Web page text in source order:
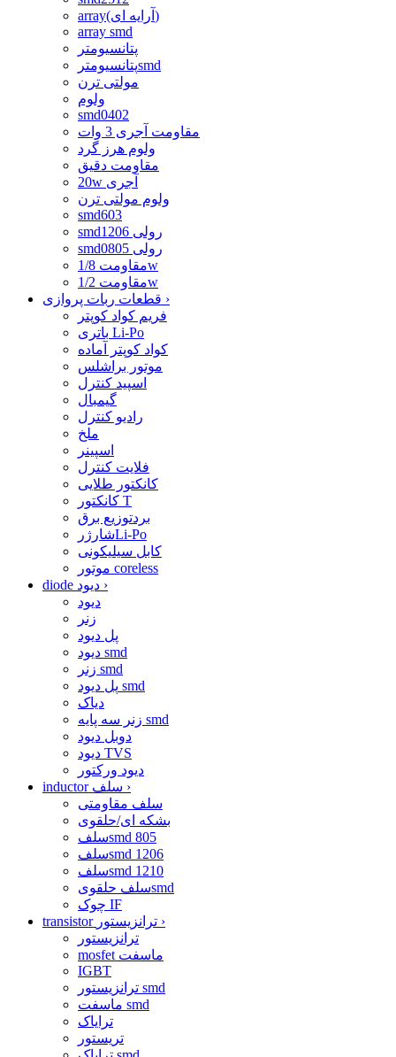
array(آرایه ای)
array smd
پتانسیومتر
پتانسیومترsmd
مولتی ترن
ولوم
smd0402
مقاومت آجری 3 وات
ولوم هرز گرد
مقاومت دقیق
20w آجری
ولوم مولتی ترن
smd603
smd1206 رولی
smd0805 رولی
مقاومت 1/8w
مقاومت 1/2w
›
فریم کواد کوپتر
باتری Li-Po
کواد کوپتر آماده
موتور براشلس
اسپید کنترل
گیمبال
رادیو کنترل
ملخ
اسپینر
فلایت کنترل
کانکتور طلایی
کانکتور T
بردتوزیع برق
شارژرLi-Po
کابل سیلیکونی
موتور coreless
›
دیود
زنر
پل دیود
دیود smd
زنر smd
پل دیود smd
دیاک
زنر سه پایه smd
دوبل دیود
دیود TVS
دیود ورکتور
›
سلف مقاومتی
بشکه ای/حلقوی
سلفsmd 805
سلفsmd 1206
سلفsmd 1210
سلف حلقویsmd
چوک IF
›
ترانزیستور
mosfet ماسفت
IGBT
ترانزیستور smd
ماسفت smd
ترایاک
تریستور